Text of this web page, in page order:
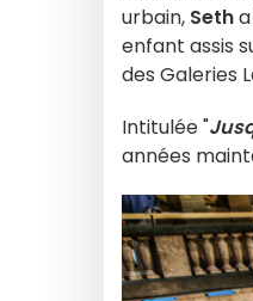
urbain, Seth
enfant assis
des Galeries
Intitulée "
années